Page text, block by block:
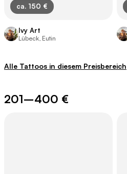
ca. 150 €
Ivy Art
Lübeck, Eutin
Alle Tattoos in diesem Preisbereich
201–400 €